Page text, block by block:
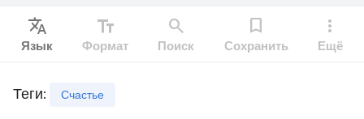
Translate
Язык
text_fields
Формат
search
Поиск
bookmark
Сохранить
more_vert
Ещё
Теги: Счастье